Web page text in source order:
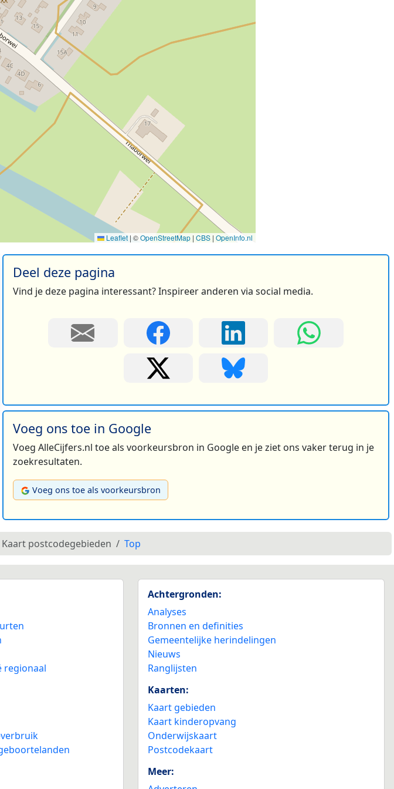
Leaflet | ©OpenStreetMap | CBS | OpenInfo.nl
Deel deze pagina
Vind je deze pagina interessant? Inspireer anderen via social media.
Voeg ons toe in Google
Voeg AlleCijfers.nl toe als voorkeursbron in Google en je ziet ons vaker terug in je
zoekresultaten.
Voeg ons toe als voorkeursbron
Kaart postcodegebieden Top
regionaal
Achtergronden:
Analyses
Bronnen en definities
Gemeentelijke herindelingen
Nieuws
Ranglijsten
Kaarten:
Kaart gebieden
Kaart kinderopvang
Onderwijskaart
Postcodekaart
Meer: